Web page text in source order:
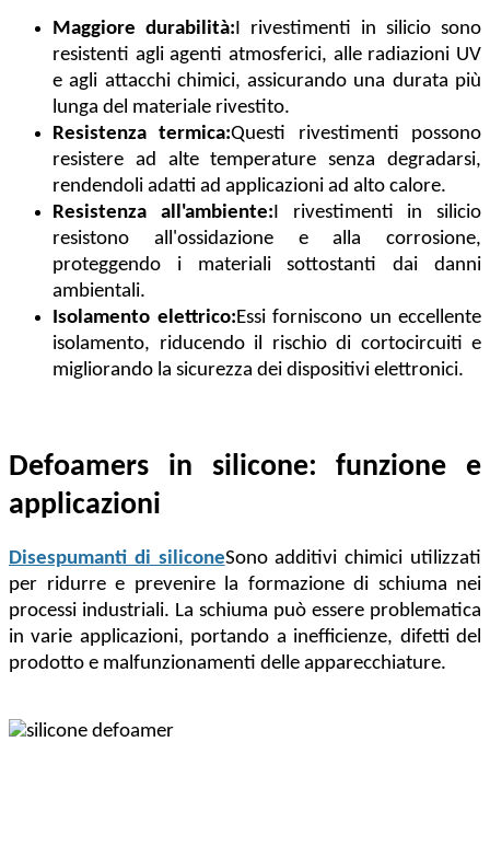
Maggiore durabilità: I rivestimenti in silicio sono
resistenti agli agenti atmosferici, alle radiazioni UV
e agli attacchi chimici, assicurando una durata più
lunga del materiale rivestito.
Resistenza termica:Questi rivestimenti possono
resistere ad alte temperature senza degradarsi,
rendendoli adatti ad applicazioni ad alto calore.
Resistenza all'ambiente: I rivestimenti in silicio
resistono all'ossidazione e alla corrosione,
proteggendo i materiali sottostanti dai danni
ambientali.
Isolamento elettrico: Essi forniscono un eccellente
isolamento, riducendo il rischio di cortocircuiti e
migliorando la sicurezza dei dispositivi elettronici.
Defoamers in silicone: funzione e
applicazioni
Disespumanti di siliconeSono additivi chimici utilizzati
per ridurre e prevenire la formazione di schiuma nei
processi industriali. La schiuma può essere problematica
in varie applicazioni, portando a inefficienze, difetti del
prodotto e malfunzionamenti delle apparecchiature.